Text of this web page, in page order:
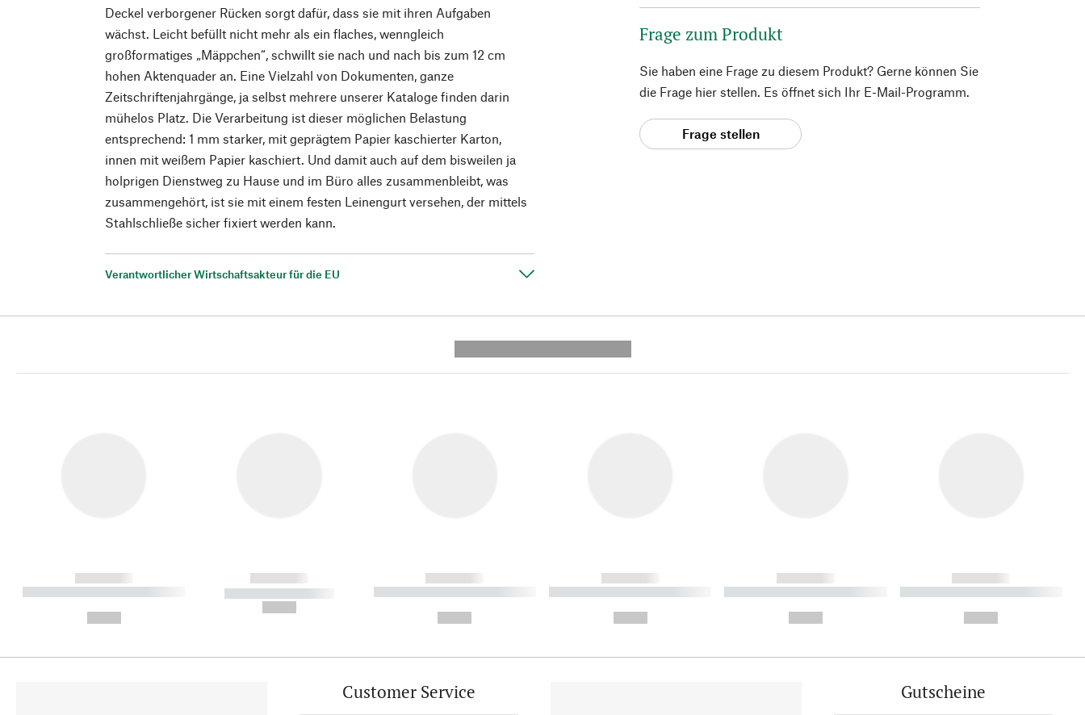
Deckel verborgener Rücken sorgt dafür, dass sie mit ihren Aufgaben
wächst. Leicht befüllt nicht mehr als ein flaches, wenngleich
großformatiges „Mäppchen“, schwillt sie nach und nach bis zum 12 cm
hohen Aktenquader an. Eine Vielzahl von Dokumenten, ganze
Zeitschriftenjahrgänge, ja selbst mehrere unserer Kataloge finden darin
mühelos Platz. Die Verarbeitung ist dieser möglichen Belastung
entsprechend: 1 mm starker, mit geprägtem Papier kaschierter Karton,
innen mit weißem Papier kaschiert. Und damit auch auf dem bisweilen ja
holprigen Dienstweg zu Hause und im Büro alles zusammenbleibt, was
zusammengehört, ist sie mit einem festen Leinengurt versehen, der mittels
Stahlschließe sicher fixiert werden kann.
Verantwortlicher Wirtschaftsakteur für die EU
Frage zum Produkt
Sie haben eine Frage zu diesem Produkt? Gerne können Sie
die Frage hier stellen. Es öffnet sich Ihr E-Mail-Programm.
Frage stellen
------------
----------- ----------- ----------
------------
----------- -----------
------------
----------- ----------- ----------
------------
----------- ----------- ----------
------------
----------- ----------- ----------
------------
----------- ----------- ----------
Customer Service Gutscheine